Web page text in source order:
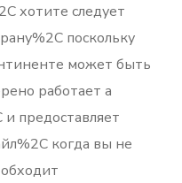
хотите следует
поскольку
может быть
работает а
предоставляет
когда вы не